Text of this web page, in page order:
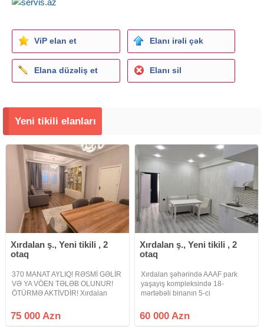
ViP elan et Elanı irəli çək
Elana düzəliş et Elanı sil
Yeni tikili elanları
Xırdalan ş., Yeni tikili , 2
otaq
370 MANAT AYLIQ! RƏSMİ GƏLİR
VƏ YA VÖEN TƏLƏB OLUNUR!
ÖTÜRMƏ AKTİVDİR! Xırdalan
ci km, KBT Dream land yaşayış
kompleksində 2 otağa düzəlmə
75 000 Azn
Xırdalan ş., Yeni tikili , 2
otaq
Xırdalan şəhərində AAAF park
yaşayış kompleksində 18-
mərtəbəli binanın 5-ci
təmir olunmuş ümumi sahəsi 30
m2 olan 2-otağa düzəlmə əla
60 000 Azn